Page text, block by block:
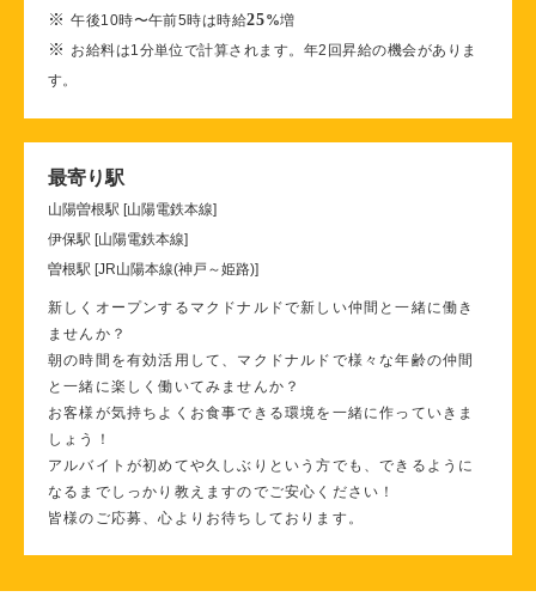
※午後10時〜午前5時は時給25%増
※ お給料は1分単位で計算されます。年2回昇給の機会がありま
す。
最寄り駅
山陽曽根駅 [山陽電鉄本線]
伊保駅 [山陽電鉄本線]
曽根駅 [JR山陽本線(神戸～姫路)]
新しくオープンするマクドナルドで新しい仲間と一緒に働き
ませんか？
朝の時間を有効活用して、マクドナルドで様々な年齢の仲間
と一緒に楽しく働いてみませんか？
お客様が気持ちよくお食事できる環境を一緒に作っていきま
しょう！
アルバイトが初めてや久しぶりという方でも、できるように
なるまでしっかり教えますのでご安心ください！
皆様のご応募、心よりお待ちしております。